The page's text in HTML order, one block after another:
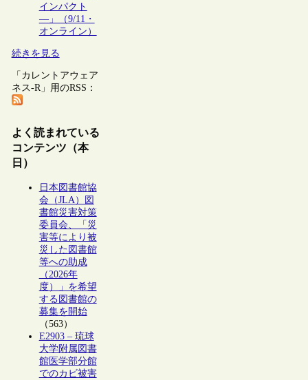
インパクト
―」（9/11・
オンライン）
続きを見る
「カレントアウェア
ネス-R」用のRSS：
よく読まれている
コンテンツ（本
日）
日本図書館協
会（JLA）図
書館災害対策
委員会、「災
害等により被
災した図書館
等への助成
（2026年
度）」を希望
する図書館の
募集を開始
（563）
E2903 – 琉球
大学附属図書
館医学部分館
でのカビ被害